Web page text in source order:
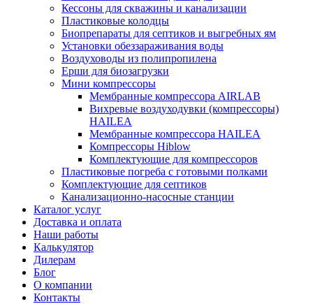
Кессоны для скважины и канализации
Пластиковые колодцы
Биопрепараты для септиков и выгребных ям
Установки обеззараживания воды
Воздуховоды из полипропилена
Ерши для биозагрузки
Мини компрессоры
Мембранные компрессора AIRLAB
Вихревые воздуходувки (компрессоры)
HAILEA
Мембранные компрессора HAILEA
Компрессоры Hiblow
Комплектующие для компрессоров
Пластиковые погреба с готовыми полками
Комплектующие для септиков
Канализационно-насосные станции
Каталог услуг
Доставка и оплата
Наши работы
Калькулятор
Дилерам
Блог
О компании
Контакты